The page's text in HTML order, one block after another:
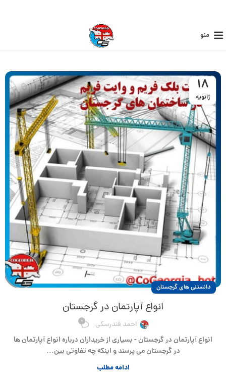
منو
18
ژانویه
دانستنی های گرجستان
انواع آپارتمان در گرجستان
احمد فندرسکی 0
انواع آپارتمان در گرجستان - بسیاری از خریداران درباره انواع آپارتمان ها
در گرجستان می پرسند و اینکه چه تفاوتی بین...
ادامه مطلب